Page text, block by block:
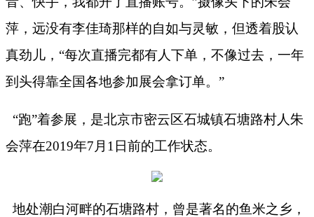
萍，远没有李佳琦那样的自如与灵敏，但透着股认
真劲儿，“每次直播完都有人下单，不像过去，一年
到头得靠全国各地参加展会拿订单。”
“跑”着参展，是北京市密云区石城镇石塘路村人朱
会萍在2019年7 月 1 日前的工作状态。
地处潮白河畔的石塘路村，曾是著名的鱼米之乡，